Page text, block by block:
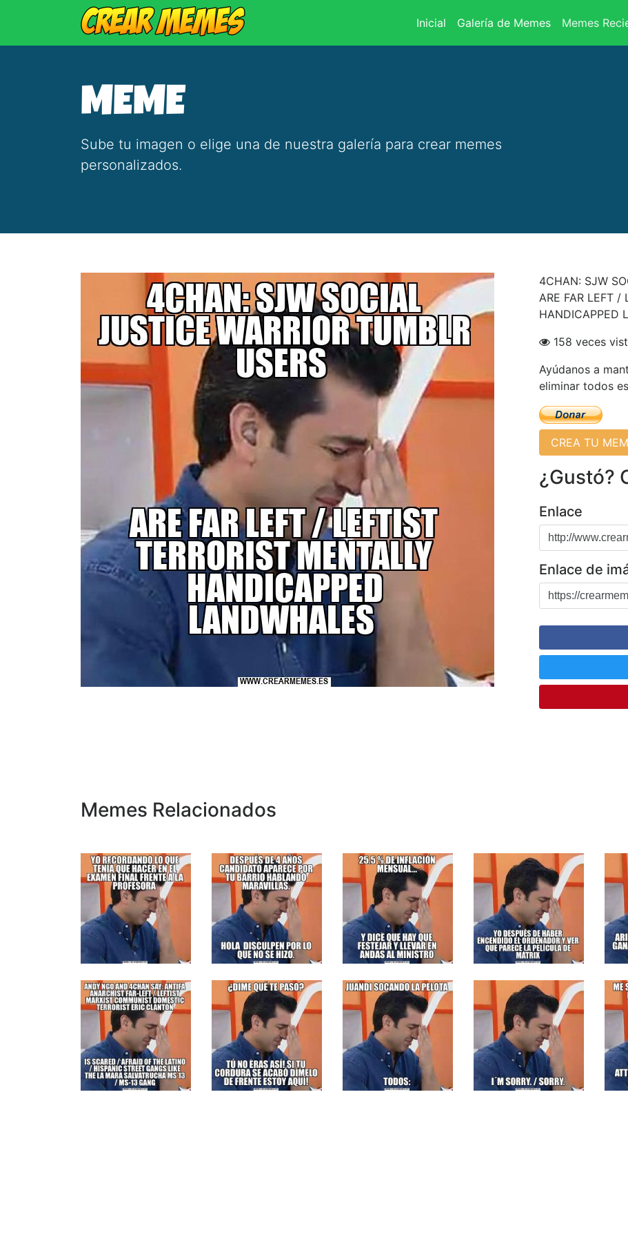
Inicial (current)
Galería de Memes Memes
MEME
Sube tu imagen o elige una de nuestra galería para crear memes
personalizados.
4CHAN: SJW
ARE FAR LEFT /
HANDICAPPED
158 veces
Ayúdanos a
eliminar todos
CREA TU
¿Gustó?
Enlace
Enlace de
Memes Relacionados